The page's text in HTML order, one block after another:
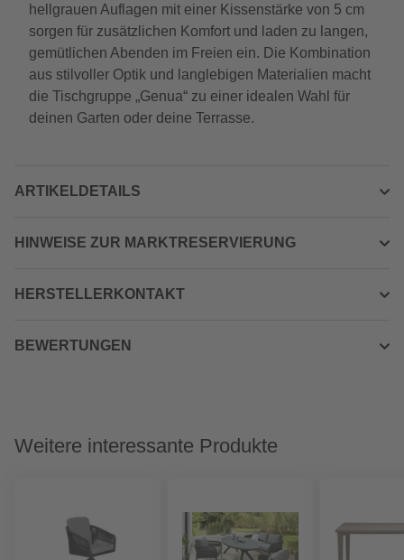
hellgrauen Auflagen mit einer Kissenstärke von 5 cm
sorgen für zusätzlichen Komfort und laden zu langen,
gemütlichen Abenden im Freien ein. Die Kombination
aus stilvoller Optik und langlebigen Materialien macht
die Tischgruppe „Genua“ zu einer idealen Wahl für
deinen Garten oder deine Terrasse.
ARTIKELDETAILS
HINWEISE ZUR MARKTRESERVIERUNG
HERSTELLERKONTAKT
BEWERTUNGEN
Weitere interessante Produkte